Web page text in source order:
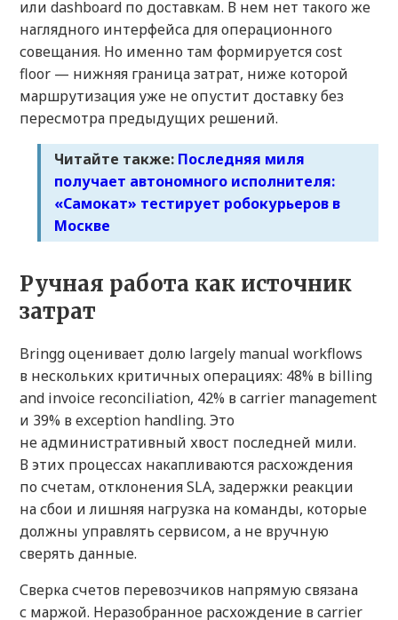
или dashboard по доставкам. В нем нет такого же
наглядного интерфейса для операционного
совещания. Но именно там формируется cost
floor — нижняя граница затрат, ниже которой
маршрутизация уже не опустит доставку без
пересмотра предыдущих решений.
Читайте также: Последняя миля
получает автономного исполнителя:
«Самокат» тестирует робокурьеров в
Москве
Ручная работа как источник
затрат
Bringg оценивает долю largely manual workflows
в нескольких критичных операциях: 48% в billing
and invoice reconciliation, 42% в carrier management
и 39% в exception handling. Это
не административный хвост последней мили.
В этих процессах накапливаются расхождения
по счетам, отклонения SLA, задержки реакции
на сбои и лишняя нагрузка на команды, которые
должны управлять сервисом, а не вручную
сверять данные.
Сверка счетов перевозчиков напрямую связана
с маржой. Неразобранное расхождение в carrier